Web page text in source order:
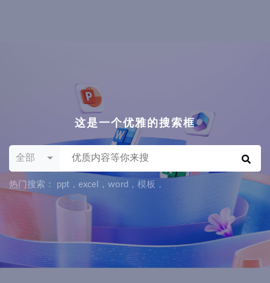
这是一个优雅的搜索框
全部
热门搜索： ppt，excel，word，模板 ，